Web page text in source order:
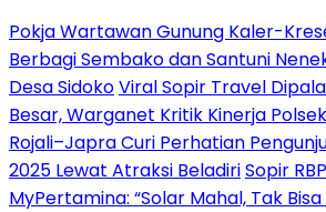
Pokja Wartawan Gunung Kaler-
Berbagi Sembako dan Santuni
Desa SidokoViral Sopir Travel
Besar, Warganet Kritik Kinerja
Rojali–Japra Curi Perhatian
2025 Lewat Atraksi BeladiriSopir
MyPertamina: “Solar Mahal, Tak Bisa